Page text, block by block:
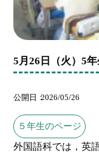
5月26日（火）5年
公開日 2026/05/26
５年生のページ
外国語科では，英